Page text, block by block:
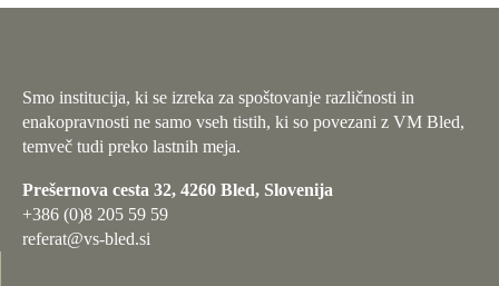
Smo institucija, ki se izreka za spoštovanje različnosti in
enakopravnosti ne samo vseh tistih, ki so povezani z VM Bled,
temveč tudi preko lastnih meja.
Prešernova cesta 32, 4260 Bled, Slovenija
+386 (0)8 205 59 59
referat@vs-bled.si